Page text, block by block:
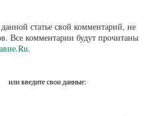
статье свой комментарий, не
Все комментарии будут прочитаны
.
или введите свои данные: